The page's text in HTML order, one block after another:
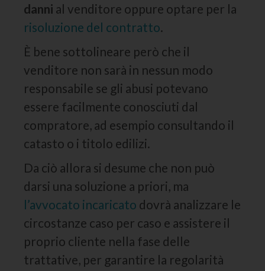
danni al venditore oppure optare per la
risoluzione del contratto.
È bene sottolineare però che il
venditore non sarà in nessun modo
responsabile se gli abusi potevano
essere facilmente conosciuti dal
compratore, ad esempio consultando il
catasto o i titolo edilizi.
Da ciò allora si desume che non può
darsi una soluzione a priori, ma
l’avvocato incaricato dovrà analizzare le
circostanze caso per caso e assistere il
proprio cliente nella fase delle
trattative, per garantire la regolarità